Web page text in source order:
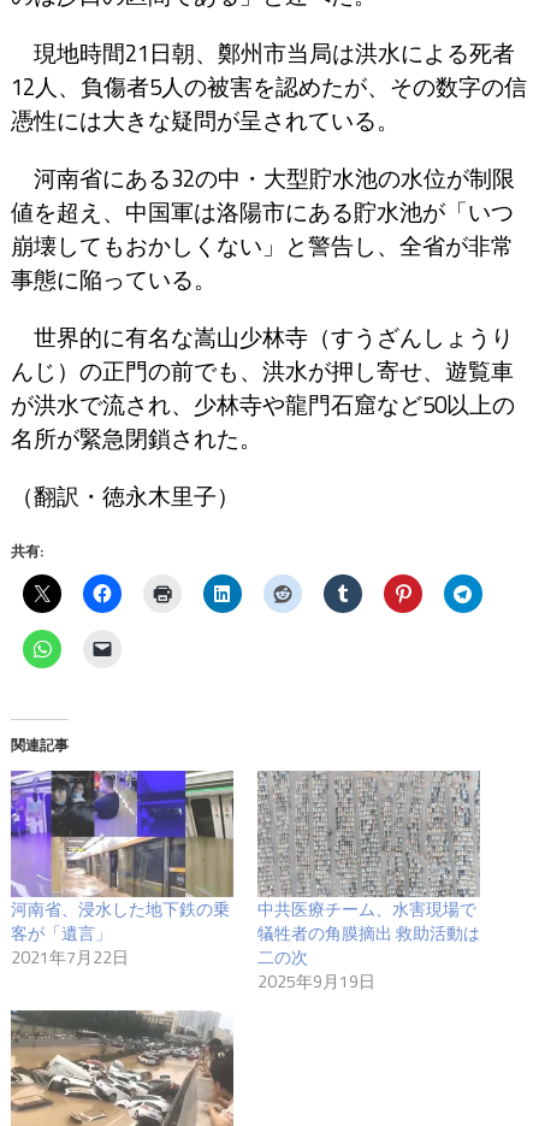
現地時間21日朝、鄭州市当局は洪水による死者
12人、負傷者5人の被害を認めたが、その数字の信
憑性には大きな疑問が呈されている。
河南省にある32の中・大型貯水池の水位が制限
値を超え、中国軍は洛陽市にある貯水池が「いつ
崩壊してもおかしくない」と警告し、全省が非常
事態に陥っている。
世界的に有名な嵩山少林寺（すうざんしょうり
んじ）の正門の前でも、洪水が押し寄せ、遊覧車
が洪水で流され、少林寺や龍門石窟など50以上の
名所が緊急閉鎖された。
（翻訳・徳永木里子）
共有:
関連記事
河南省、浸水した地下鉄の乗
客が「遺言」
2021年7月22日
中共医療チーム、水害現場で
犠牲者の角膜摘出 救助活動は
二の次
2025年9月19日